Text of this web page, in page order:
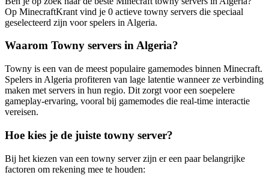
Op MinecraftKrant vind je 0 actieve towny servers die speciaal
geselecteerd zijn voor spelers in Algeria.
Waarom Towny servers in Algeria?
Towny is een van de meest populaire gamemodes binnen Minecraft.
Spelers in Algeria profiteren van lage latentie wanneer ze verbinding
maken met servers in hun regio. Dit zorgt voor een soepelere
gameplay-ervaring, vooral bij gamemodes die real-time interactie
vereisen.
Hoe kies je de juiste towny server?
Bij het kiezen van een towny server zijn er een paar belangrijke
factoren om rekening mee te houden: